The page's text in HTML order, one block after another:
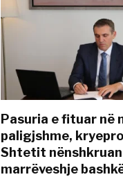
Pasuria e fituar në
paligjshme,
Shtetit nënshkruan
marrëveshje